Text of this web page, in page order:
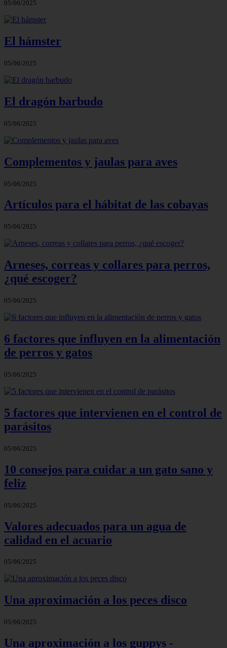
05/06/2025
El hámster
05/06/2025
El dragón barbudo
05/06/2025
Complementos y jaulas para aves
05/06/2025
Artículos para el hábitat de las cobayas
05/06/2025
Arneses, correas y collares para perros,
¿qué escoger?
05/06/2025
6 factores que influyen en la alimentación
de perros y gatos
05/06/2025
5 factores que intervienen en el control de
parásitos
05/06/2025
10 consejos para cuidar a un gato sano y
feliz
05/06/2025
Valores adecuados para un agua de
calidad en el acuario
05/06/2025
Una aproximación a los peces disco
05/06/2025
Una aproximación a los guppys -